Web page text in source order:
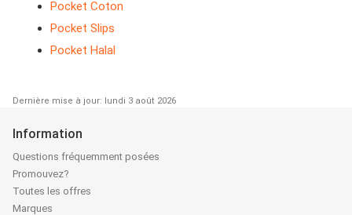
Pocket Coton
Pocket Slips
Pocket Halal
Dernière mise à jour: lundi 3 août 2026
Information
Questions fréquemment posées
Promouvez?
Toutes les offres
Marques